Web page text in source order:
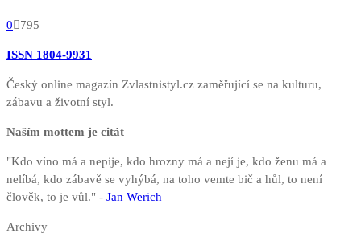
0 795
ISSN 1804-9931
Český online magazín Zvlastnistyl.cz zaměřující se na kulturu,
zábavu a životní styl.
Naším mottem je citát
"Kdo víno má a nepije, kdo hrozny má a nejí je, kdo ženu má a
nelíbá, kdo zábavě se vyhýbá, na toho vemte bič a hůl, to není
člověk, to je vůl." - Jan Werich
Archivy